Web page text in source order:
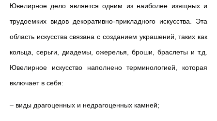
Ювелирное дело является одним из наиболее изящных и
трудоемких видов декоративно-прикладного искусства. Эта
область искусства связана с созданием украшений, таких как
кольца, серьги, диадемы, ожерелья, броши, браслеты и т.д.
Ювелирное искусство наполнено терминологией, которая
включает в себя:
– виды драгоценных и недрагоценных камней;